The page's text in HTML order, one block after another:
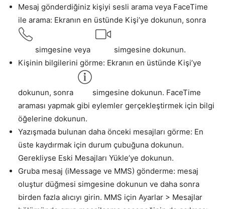
Mesaj gönderdiğiniz kişiyi sesli arama veya FaceTime
ile arama: Ekranın en üstünde Kişi’ye dokunun, sonra
simgesine veya
simgesine dokunun.
Kişinin bilgilerini görme: Ekranın en üstünde Kişi’ye
dokunun, sonra
simgesine dokunun. FaceTime
araması yapmak gibi eylemler gerçekleştirmek için bilgi
öğelerine dokunun.
Yazışmada bulunan daha önceki mesajları görme: En
üste kaydırmak için durum çubuğuna dokunun.
Gerekliyse Eski Mesajları Yükle’ye dokunun.
Gruba mesaj (iMessage ve MMS) gönderme: mesaj
oluştur düğmesi simgesine dokunun ve daha sonra
birden fazla alıcıyı girin. MMS için Ayarlar > Mesajlar